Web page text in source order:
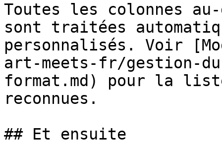
Toutes les colonnes
sont traitées
personnalisés. Voir
art-meets-fr/gestion-
format.md) pour la
reconnues.
## Et ensuite